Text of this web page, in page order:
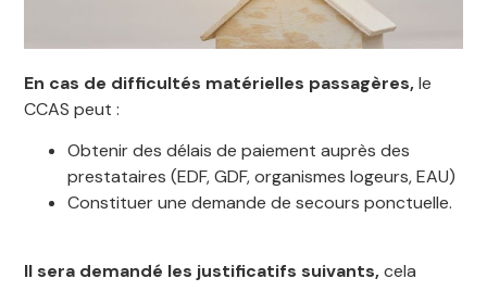
En cas de difficultés matérielles passagères,le
CCAS peut :
Obtenir des délais de paiement auprès des
prestataires (EDF, GDF, organismes logeurs, EAU)
Constituer une demande de secours ponctuelle.
Il sera demandé les justificatifs suivants,cela